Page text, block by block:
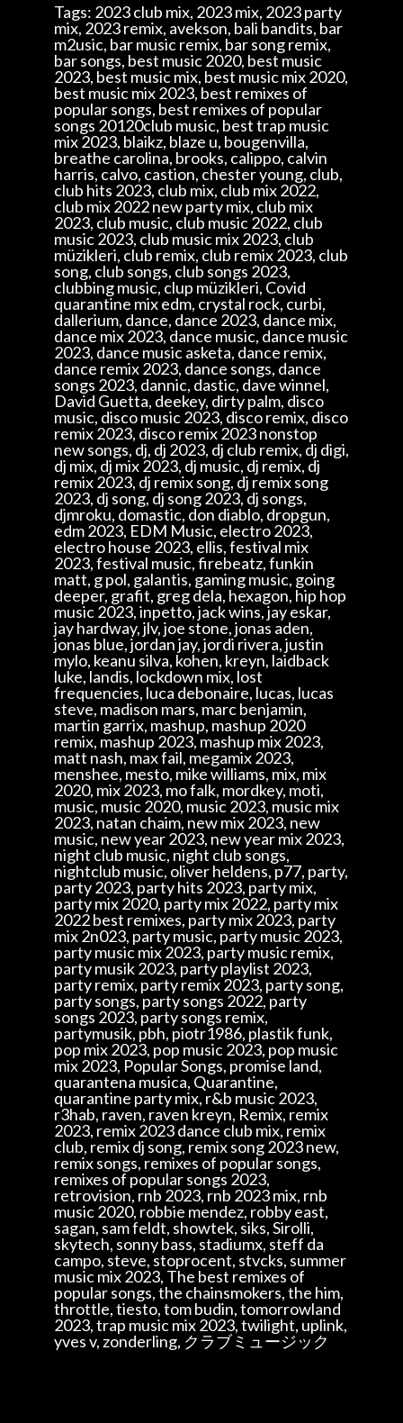
Tags: 2023 club mix, 2023 mix, 2023 party
mix, 2023 remix, avekson, bali bandits, bar
m2usic, bar music remix, bar song remix,
bar songs, best music 2020, best music
2023, best music mix, best music mix 2020,
best music mix 2023, best remixes of
popular songs, best remixes of popular
songs 20120club music, best trap music
mix 2023, blaikz, blaze u, bougenvilla,
breathe carolina, brooks, calippo, calvin
harris, calvo, castion, chester young, club,
club hits 2023, club mix, club mix 2022,
club mix 2022 new party mix, club mix
2023, club music, club music 2022, club
music 2023, club music mix 2023, club
müzikleri, club remix, club remix 2023, club
song, club songs, club songs 2023,
clubbing music, clup müzikleri, Covid
quarantine mix edm, crystal rock, curbi,
dallerium, dance, dance 2023, dance mix,
dance mix 2023, dance music, dance music
2023, dance music asketa, dance remix,
dance remix 2023, dance songs, dance
songs 2023, dannic, dastic, dave winnel,
David Guetta, deekey, dirty palm, disco
music, disco music 2023, disco remix, disco
remix 2023, disco remix 2023 nonstop
new songs, dj, dj 2023, dj club remix, dj digi,
dj mix, dj mix 2023, dj music, dj remix, dj
remix 2023, dj remix song, dj remix song
2023, dj song, dj song 2023, dj songs,
djmroku, domastic, don diablo, dropgun,
edm 2023, EDM Music, electro 2023,
electro house 2023, ellis, festival mix
2023, festival music, firebeatz, funkin
matt, g pol, galantis, gaming music, going
deeper, grafit, greg dela, hexagon, hip hop
music 2023, inpetto, jack wins, jay eskar,
jay hardway, jlv, joe stone, jonas aden,
jonas blue, jordan jay, jordi rivera, justin
mylo, keanu silva, kohen, kreyn, laidback
luke, landis, lockdown mix, lost
frequencies, luca debonaire, lucas, lucas
steve, madison mars, marc benjamin,
martin garrix, mashup, mashup 2020
remix, mashup 2023, mashup mix 2023,
matt nash, max fail, megamix 2023,
menshee, mesto, mike williams, mix, mix
2020, mix 2023, mo falk, mordkey, moti,
music, music 2020, music 2023, music mix
2023, natan chaim, new mix 2023, new
music, new year 2023, new year mix 2023,
night club music, night club songs,
nightclub music, oliver heldens, p77, party,
party 2023, party hits 2023, party mix,
party mix 2020, party mix 2022, party mix
2022 best remixes, party mix 2023, party
mix 2n023, party music, party music 2023,
party music mix 2023, party music remix,
party musik 2023, party playlist 2023,
party remix, party remix 2023, party song,
party songs, party songs 2022, party
songs 2023, party songs remix,
partymusik, pbh, piotr1986, plastik funk,
pop mix 2023, pop music 2023, pop music
mix 2023, Popular Songs, promise land,
quarantena musica, Quarantine,
quarantine party mix, r&b music 2023,
r3hab, raven, raven kreyn, Remix, remix
2023, remix 2023 dance club mix, remix
club, remix dj song, remix song 2023 new,
remix songs, remixes of popular songs,
remixes of popular songs 2023,
retrovision, rnb 2023, rnb 2023 mix, rnb
music 2020, robbie mendez, robby east,
sagan, sam feldt, showtek, siks, Sirolli,
skytech, sonny bass, stadiumx, steff da
campo, steve, stoprocent, stvcks, summer
music mix 2023, The best remixes of
popular songs, the chainsmokers, the him,
throttle, tiesto, tom budin, tomorrowland
2023, trap music mix 2023, twilight, uplink,
yves v, zonderling, クラブミュージック